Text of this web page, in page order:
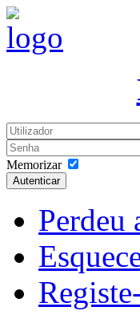
Memorizar
Autenticar
Perdeu